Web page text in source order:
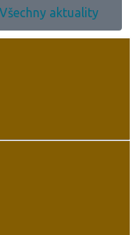
Všechny aktuality